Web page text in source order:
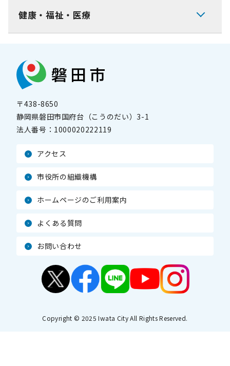
健康・福祉・医療
〒438-8650
静岡県磐田市国府台（こうのだい）3-1
法人番号： 1000020222119
アクセス
市役所の組織機構
ホームページのご利用案内
よくある質問
お問い合わせ
Copyright © 2025 Iwata City All Rights Reserved.